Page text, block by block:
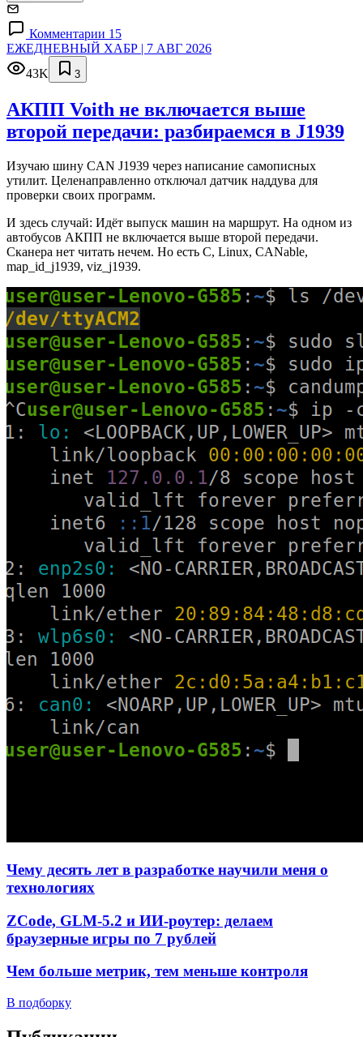
Комментарии 15
ЕЖЕДНЕВНЫЙ ХАБР | 7 АВГ 2026
43K
3
АКПП Voith не включается выше
второй передачи: разбираемся в J1939
Изучаю шину CAN J1939 через написание самописных
утилит. Целенаправленно отключал датчик наддува для
проверки своих программ.
И здесь случай: Идёт выпуск машин на маршрут. На одном из
автобусов АКПП не включается выше второй передачи.
Сканера нет читать нечем. Но есть C, Linux, CANable,
map_id_j1939, viz_j1939.
Чему десять лет в разработке научили меня о
технологиях
ZCode, GLM-5.2 и ИИ-роутер: делаем
браузерные игры по 7 рублей
Чем больше метрик, тем меньше контроля
В подборку